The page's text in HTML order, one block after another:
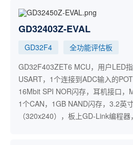
GD32403Z-EVAL
GD32F4
全功能评估板
GD32F403ZET6 MCU，用户LED
USART，1个连接到ADC输入的
16Mbit SPI NOR闪存，耳机接口，
1个CAN，1GB NAND闪存，3.2英
（320x240），板上GD-Link编程